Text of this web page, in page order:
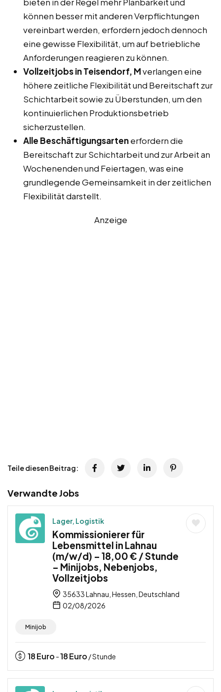
können besser mit anderen Verpflichtungen
vereinbart werden, erfordern jedoch dennoch
eine gewisse Flexibilität, um auf betriebliche
Anforderungen reagieren zu können.
Vollzeitjobs in Teisendorf, Mverlangen eine
höhere zeitliche Flexibilität und Bereitschaft zur
Schichtarbeit sowie zu Überstunden, um den
kontinuierlichen Produktionsbetrieb
sicherzustellen.
Alle Beschäftigungsartenerfordern die
Bereitschaft zur Schichtarbeit und zur Arbeit an
Wochenenden und Feiertagen, was eine
grundlegende Gemeinsamkeit in der zeitlichen
Flexibilität darstellt.
Anzeige
Teile diesen Beitrag:
Verwandte Jobs
Lager, Logistik
Kommissionierer für
Lebensmittel in Lahnau
(m/w/d) – 18,00 € / Stunde
– Minijobs, Nebenjobs,
Vollzeitjobs
35633 Lahnau, Hessen, Deutschland
02/08/2026
Minijob
18Euro -18Euro / Stunde